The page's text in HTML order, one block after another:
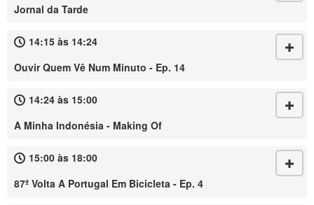
Jornal da Tarde
14:15 às 14:24
Ouvir Quem Vê Num Minuto - Ep. 14
14:24 às 15:00
A Minha Indonésia - Making Of
15:00 às 18:00
87ª Volta A Portugal Em Bicicleta - Ep. 4